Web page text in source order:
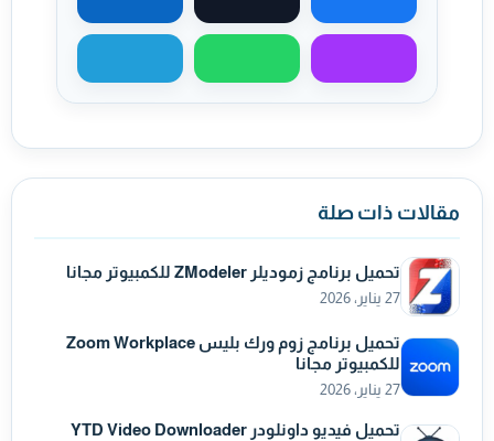
مشاركة على فيسبوكمشاركة على X مشاركة على
مشاركة عبر ماسنجرمشاركة عبر واتسابمشاركة عبر
مقالات ذات صلة
تحميل برنامج زموديلر ZModeler للكمبيوتر مجانا
27 يناير، 2026
تحميل برنامج زوم ورك بليس Zoom Workplace
للكمبيوتر مجانا
27 يناير، 2026
تحميل فيديو داونلودر YTD Video Downloader